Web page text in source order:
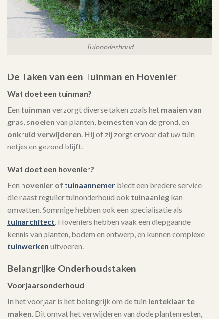
Tuinonderhoud
De Taken van een Tuinman en Hovenier
Wat doet een tuinman?
Een tuinman verzorgt diverse taken zoals het maaien van
gras, snoeien van planten, bemesten van de grond, en
onkruid verwijderen. Hij of zij zorgt ervoor dat uw tuin
netjes en gezond blijft.
Wat doet een hovenier?
Een hovenier of tuinaannemer biedt een bredere service
die naast regulier tuinonderhoud ook tuinaanleg kan
omvatten. Sommige hebben ook een specialisatie als
tuinarchitect. Hoveniers hebben vaak een diepgaande
kennis van planten, bodem en ontwerp, en kunnen complexe
tuinwerken uitvoeren.
Belangrijke Onderhoudstaken
Voorjaarsonderhoud
In het voorjaar is het belangrijk om de tuin lenteklaar te
maken. Dit omvat het verwijderen van dode plantenresten,